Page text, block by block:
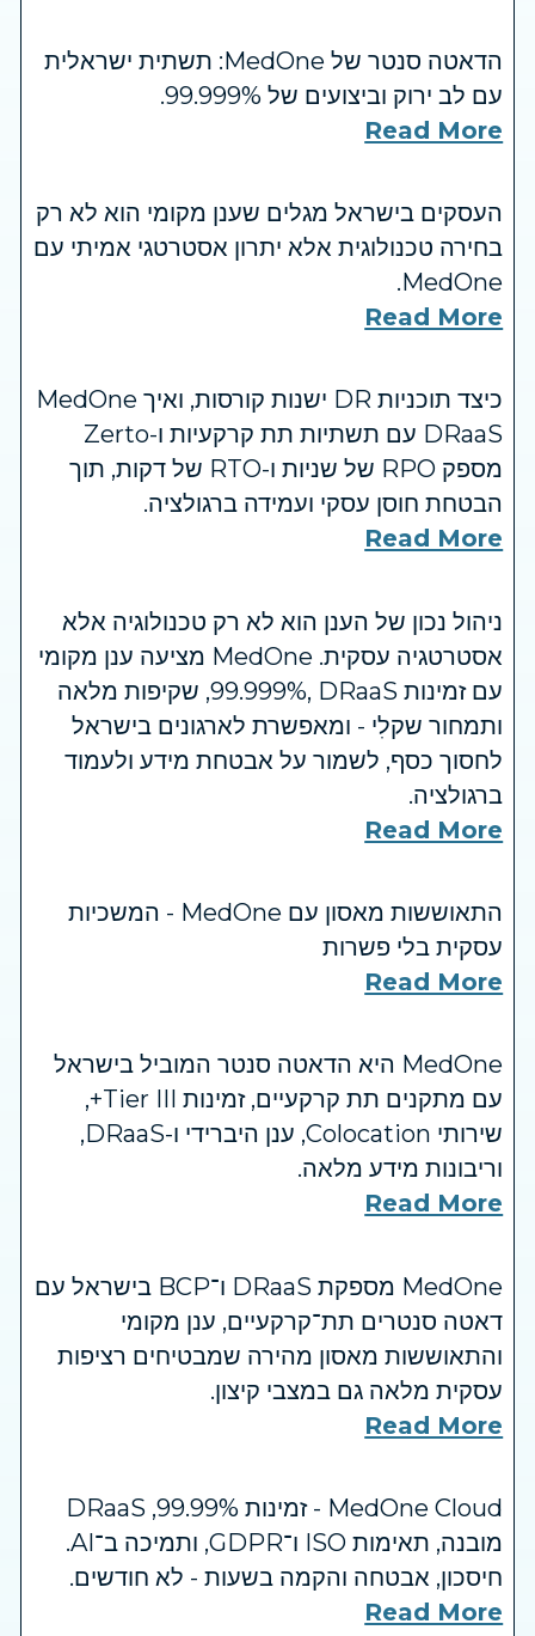
הדאטה סנטר של MedOne: תשתית ישראלית
עם לב ירוק וביצועים של 99.999%.
Read More
העסקים בישראל מגלים שענן מקומי הוא לא רק
בחירה טכנולוגית אלא יתרון אסטרטגי אמיתי עם
MedOne.
Read More
כיצד תוכניות DR ישנות קורסות, ואיך MedOne
DRaaS עם תשתיות תת קרקעיות ו-Zerto
מספק RPO של שניות ו-RTO של דקות, תוך
הבטחת חוסן עסקי ועמידה ברגולציה.
Read More
ניהול נכון של הענן הוא לא רק טכנולוגיה אלא
אסטרטגיה עסקית. MedOne מציעה ענן מקומי
עם זמינות ‎99.999%‎, DRaaS, שקיפות מלאה
ותמחור שקלִי - ומאפשרת לארגונים בישראל
לחסוך כסף, לשמור על אבטחת מידע ולעמוד
ברגולציה.
Read More
התאוששות מאסון עם MedOne - המשכיות
עסקית בלי פשרות
Read More
MedOne היא הדאטה סנטר המוביל בישראל
עם מתקנים תת קרקעיים, זמינות Tier III+,
שירותי Colocation, ענן היברידי ו-DRaaS,
וריבונות מידע מלאה.
Read More
MedOne מספקת DRaaS ו־BCP בישראל עם
דאטה סנטרים תת־קרקעיים, ענן מקומי
והתאוששות מאסון מהירה שמבטיחים רציפות
עסקית מלאה גם במצבי קיצון.
Read More
MedOne Cloud - זמינות ‎99.99%, ‏DRaaS
מובנה, תאימות ‏ISO ו־GDPR, ותמיכה ב־AI.
חיסכון, אבטחה והקמה בשעות - לא חודשים.
Read More